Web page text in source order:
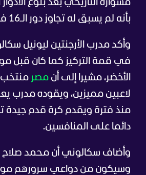
مشواره التاريخي بعد بلوغ الأدوار
بأنه لم يسبق له تجاوز دور الـ16 في النهائيات.
وأكد مدرب الأرجنتين ليونيل
في قمة التركيز كما كان قبل
الأخضر، مشيرا إلى أن مصر
لاعبين مميزين، ويقوده مدرب
منذ فترة ويقدم كرة قدم
دائما على المنافسين.
وأضاف سكالوني أن محمد صلاح
وسيكون من دواعي سرورهم